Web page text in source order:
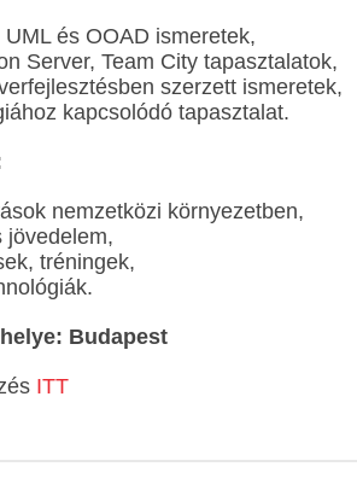
és OOAD ismeretek,
Server, Team City tapasztalatok,
szerzett ismeretek,
kapcsolódó tapasztalat.
nemzetközi környezetben,
jövedelem,
tréningek,
Budapest
ITT